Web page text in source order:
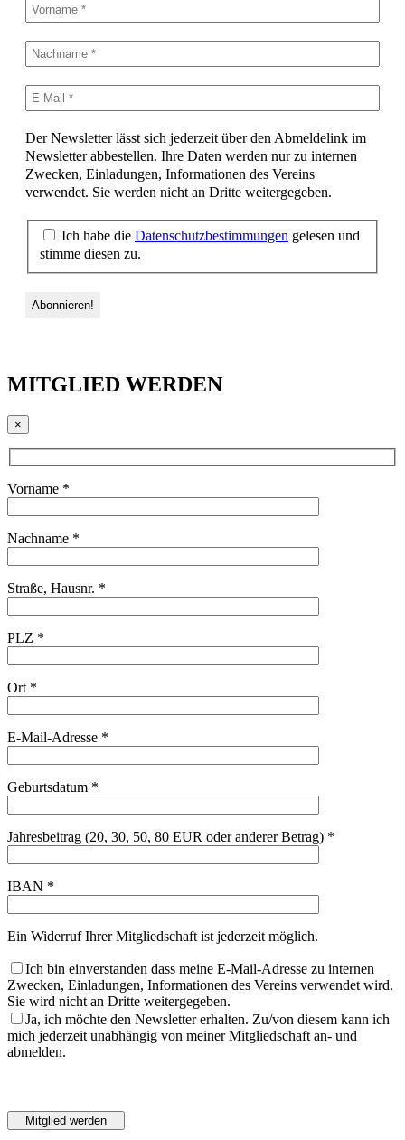
Der Newsletter lässt sich jederzeit über den Abmeldelink im
Newsletter abbestellen. Ihre Daten werden nur zu internen
Zwecken, Einladungen, Informationen des Vereins
verwendet. Sie werden nicht an Dritte weitergegeben.
Ich habe die Datenschutzbestimmungen gelesen und
stimme diesen zu.
MITGLIED WERDEN
×
Vorname *
Nachname *
Straße, Hausnr. *
PLZ *
Ort *
E-Mail-Adresse *
Geburtsdatum *
Jahresbeitrag (20, 30, 50, 80 EUR oder anderer Betrag) *
IBAN *
Ein Widerruf Ihrer Mitgliedschaft ist jederzeit möglich.
Ich bin einverstanden dass meine E-Mail-Adresse zu internen
Zwecken, Einladungen, Informationen des Vereins verwendet wird.
Sie wird nicht an Dritte weitergegeben.
Ja, ich möchte den Newsletter erhalten. Zu/von diesem kann ich
mich jederzeit unabhängig von meiner Mitgliedschaft an- und
abmelden.
dieses
Feld
lasse
dieses